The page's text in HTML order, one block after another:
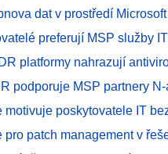
dat v prostředí
preferují MSP služby
platformy nahrazují
podporuje MSP partnery
motivuje poskytovatele IT
pro patch management v